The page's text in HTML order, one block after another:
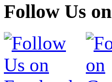
Follow Us on